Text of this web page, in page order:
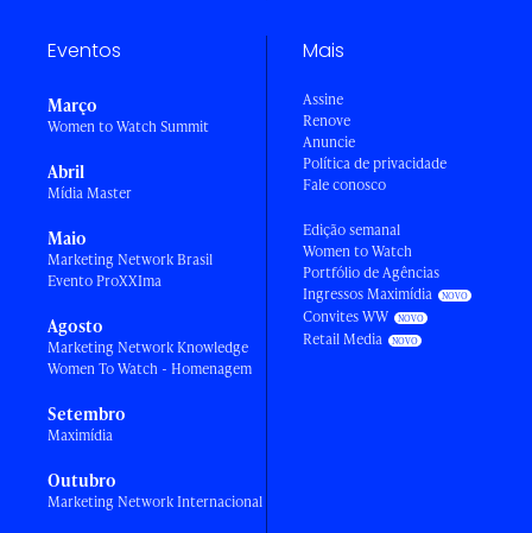
Eventos
Março
Women to Watch Summit
Abril
Mídia Master
Maio
Marketing Network Brasil
Evento ProXXIma
Agosto
Marketing Network Knowledge
Women To Watch - Homenagem
Setembro
Maximídia
Outubro
Marketing Network Internacional
Mais
Assine
Renove
Anuncie
Política de privacidade
Fale conosco
Edição semanal
Women to Watch
Portfólio de Agências
Ingressos Maximídia
Convites WW
Retail Media